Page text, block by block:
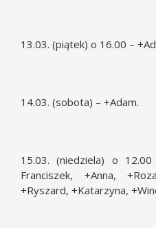
13.03. (piątek) o 16.00 –
14.03. (sobota) – +Adam.
15.03. (niedziela) o
Franciszek, +Anna,
+Ryszard, +Katarzyna,